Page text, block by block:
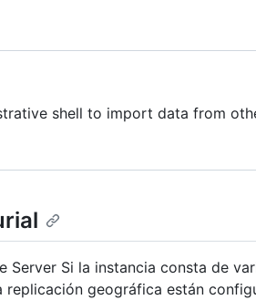
shell to import data from
Server Si la instancia consta de
geográfica están